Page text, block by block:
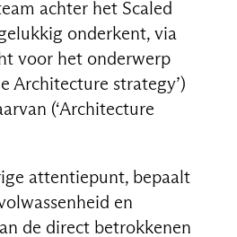
achter het Scaled
onderkent, via
voor het onderwerp
Architecture strategy’)
(‘Architecture
attentiepunt, bepaalt
en
de direct betrokkenen